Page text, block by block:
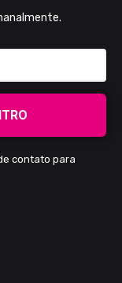
contato para